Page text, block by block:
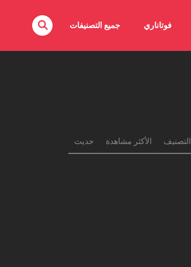
فوتاناري جميع التصنيفات
التصنيف الأكثر مشاهدة حديث